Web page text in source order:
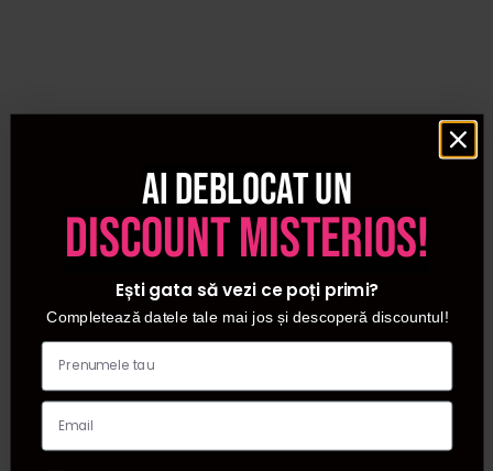
deoarece poti crea diverse coafuri. Avantajul bigudiurilor
electrice il reprezinta faptul ca dispuneti de cleme de
fixare, dar si de cutia de depozitare.
Bigudiurile electrice sunt varianta cea mai usoara si
pe www.procosmetic.ro si alege setul de bigudiuri
incalzite potrivit parului tau.
Ai deblocat un
discount misterios!
Ești gata să vezi ce poți primi?
Completează datele tale mai jos și descoperă discountul!